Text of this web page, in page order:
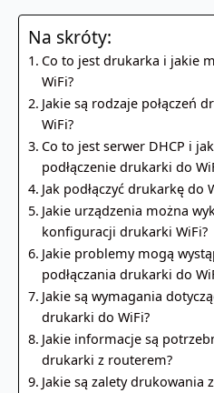
Na skróty:
Co to jest drukarka i jakie
WiFi?
Jakie są rodzaje połączeń
WiFi?
Co to jest serwer DHCP i
podłączenie drukarki do
Jak podłączyć drukarkę do
Jakie urządzenia można
konfiguracji drukarki WiFi?
Jakie problemy mogą
podłączania drukarki do
Jakie są wymagania
drukarki do WiFi?
Jakie informacje są
drukarki z routerem?
Jakie są zalety drukowania